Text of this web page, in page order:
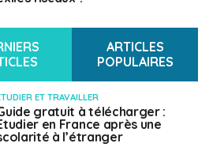
des Français de
ARTICLES
POPULAIRES
ET TRAVAILLER
gratuit à télécharger :
en France après une
à l’étranger